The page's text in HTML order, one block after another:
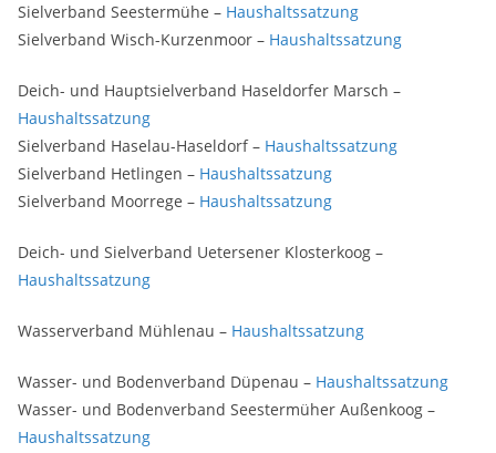
Sielverband Seestermühe – Haushaltssatzung
Sielverband Wisch-Kurzenmoor – Haushaltssatzung
Deich- und Hauptsielverband Haseldorfer Marsch –
Haushaltssatzung
Sielverband Haselau-Haseldorf – Haushaltssatzung
Sielverband Hetlingen – Haushaltssatzung
Sielverband Moorrege – Haushaltssatzung
Deich- und Sielverband Uetersener Klosterkoog –
Haushaltssatzung
Wasserverband Mühlenau – Haushaltssatzung
Wasser- und Bodenverband Düpenau – Haushaltssatzung
Wasser- und Bodenverband Seestermüher Außenkoog –
Haushaltssatzung